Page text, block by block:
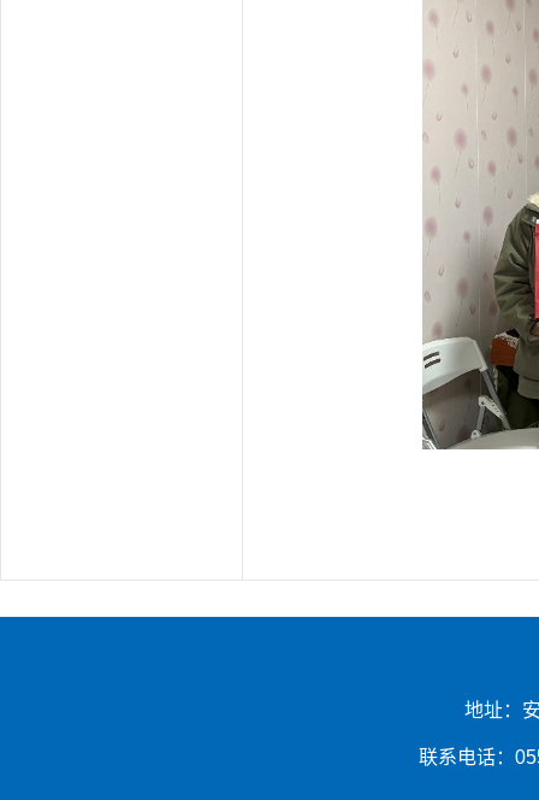
地址：
联系电话：